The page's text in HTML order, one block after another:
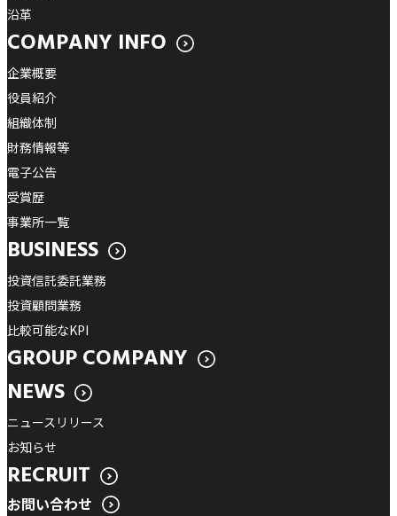
沿革
COMPANY INFO
企業概要
役員紹介
組織体制
財務情報等
電子公告
受賞歴
事業所一覧
BUSINESS
投資信託委託業務
投資顧問業務
比較可能なKPI
GROUP COMPANY
NEWS
ニュースリリース
お知らせ
RECRUIT
お問い合わせ